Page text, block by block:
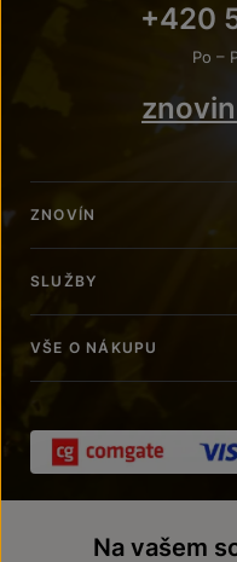
+420
Po –
ZNOVÍN
SLUŽBY
VŠE O NÁKUPU
Na vašem